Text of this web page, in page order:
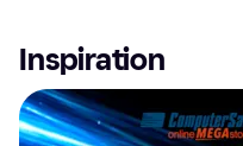
Inspiration